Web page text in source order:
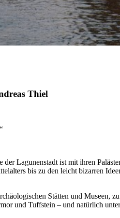
Thiel
Lagunenstadt ist mit ihren
bis zu den leicht bizarren
Stätten und Museen,
und Tuffstein – und natürlich